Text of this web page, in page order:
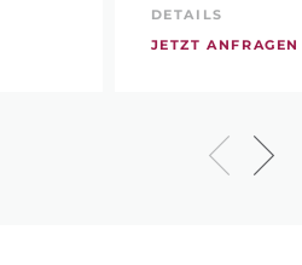
DETAILS
JETZT ANFRAGEN